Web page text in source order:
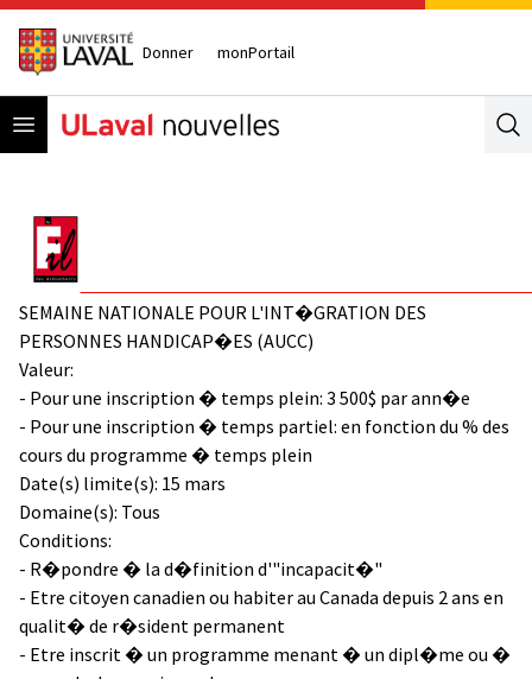
Donner monPortail
Open menu
SEMAINE NATIONALE POUR L'INT�GRATION DES
PERSONNES HANDICAP�ES (AUCC)
Valeur:
- Pour une inscription � temps plein: 3 500$ par ann�e
- Pour une inscription � temps partiel: en fonction du % des
cours du programme � temps plein
Date(s) limite(s): 15 mars
Domaine(s): Tous
Conditions:
- R�pondre � la d�finition d'"incapacit�"
- Etre citoyen canadien ou habiter au Canada depuis 2 ans en
qualit� de r�sident permanent
- Etre inscrit � un programme menant � un dipl�me ou �